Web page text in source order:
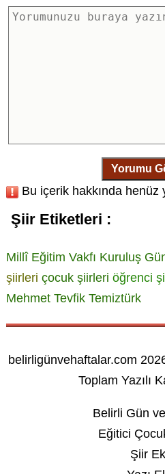
Yorumu
Bu içerik hakkında henüz
Şiir Etiketleri :
Millî Eğitim Vakfı Kuruluş
şiirleri çocuk şiirleri öğrenci
Mehmet Tevfik Temiztürk
belirligünvehaftalar.com
Toplam Yazılı
Belirli Gün
Eğitici
Şiir